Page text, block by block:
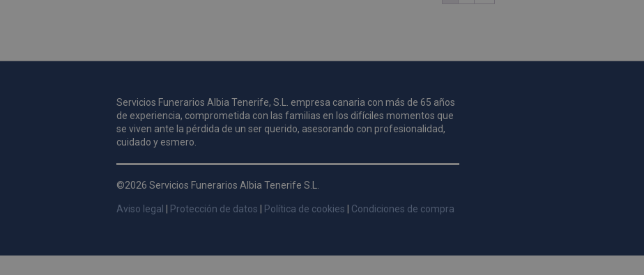
Servicios Funerarios Albia Tenerife, S.L. empresa canaria con más de 65 años
de experiencia, comprometida con las familias en los difíciles momentos que
se viven ante la pérdida de un ser querido, asesorando con profesionalidad,
cuidado y esmero.
©2026 Servicios Funerarios Albia Tenerife S.L.
Aviso legal | Protección de datos | Política de cookies | Condiciones de compra